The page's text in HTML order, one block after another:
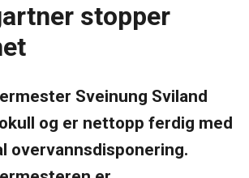
mesterbedrifter
Velg
alltid en
mester
Mesterbrevnemndas
årsrapporter
Mestertittelen
Mesterfagene
|
Studieplaner
stopper
Sveinung Sviland
og er nettopp ferdig med
overvannsdisponering.